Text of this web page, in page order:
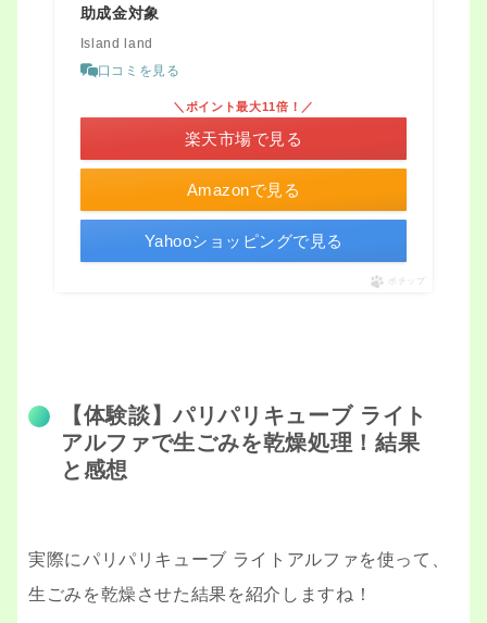
助成金対象
Island land
口コミを見る
Amazonで見る
＼ポイント最大11倍！／
楽天市場で見る
Yahooショッピングで見る
ポチップ
【体験談】パリパリキューブ ライト
アルファで生ごみを乾燥処理！結果
と感想
実際にパリパリキューブ ライトアルファを使って、
生ごみを乾燥させた結果を紹介しますね！